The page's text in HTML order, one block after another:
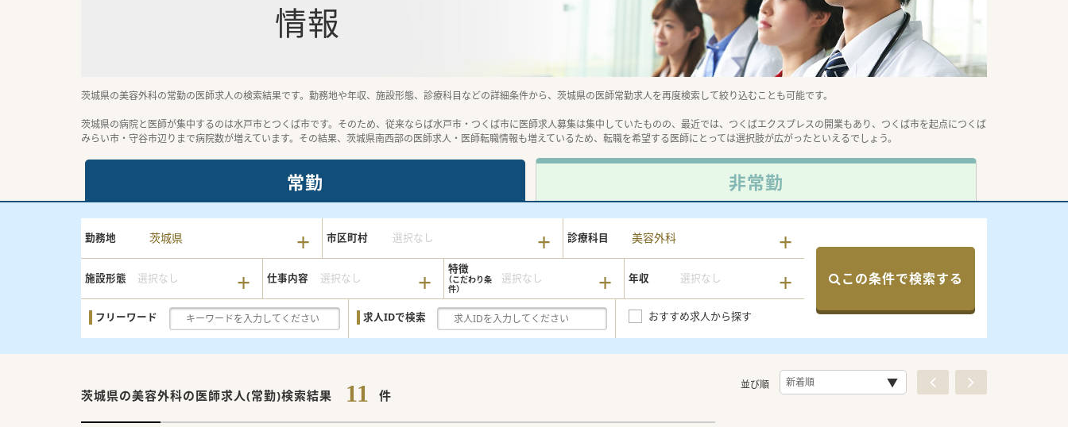
情報
茨城県の美容外科の常勤の医師求人の検索結果です。勤務地や年収、施設形態、診療科目などの詳細条件から、茨城県の医師常勤求人を再度検索して絞り込むことも可能です。
茨城県の病院と医師が集中するのは水戸市とつくば市です。そのため、従来ならば水戸市・つくば市に医師求人募集は集中していたものの、最近では、つくばエクスプレスの開業もあり、つくば市を起点につくば
みらい市・守谷市辺りまで病院数が増えています。その結果、茨城県南西部の医師求人・医師転職情報も増えているため、転職を希望する医師にとっては選択肢が広がったといえるでしょう。
常勤 非常勤
勤務地 茨城県 市区町村 選択なし 診療科目 美容外科
施設形態 選択なし 仕事内容 選択なし
特徴
選択なし 年収 選択なし
フリーワード 求人IDで検索 おすすめ求人から探す
この条件で検索する
茨城県の美容外科の医師求人(常勤)検索結果 11 件
並び順